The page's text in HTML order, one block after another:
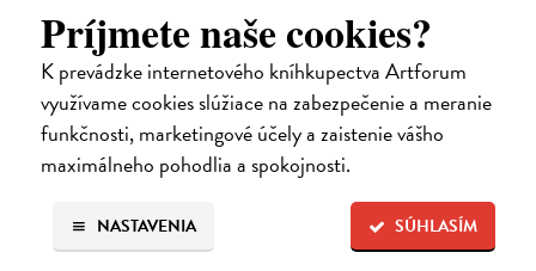
Príjmete naše cookies?
K prevádzke internetového kníhkupectva Artforum
využívame cookies slúžiace na zabezpečenie a meranie
funkčnosti, marketingové účely a zaistenie vášho
maximálneho pohodlia a spokojnosti.
SÚHLASÍM
NASTAVENIA
Kolotočárka
Wernerová Jana| Kniha
Tam, kde sa radosť zo slobodného pohybu a dobrodružstva prelína s
pocitom vyčlenenia. Tam, kde rastie starý gaštan a okolo neho sa krúti
život dievčatka, ktoré od svojej starej mamy dostalo meno Zelinka.…
Na sklade ?
15,21 €
16,90 € ?